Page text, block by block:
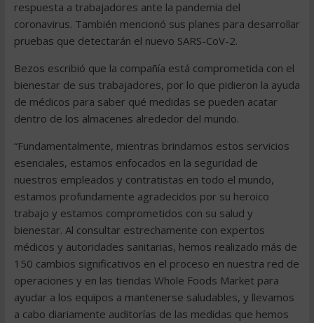
respuesta a trabajadores ante la pandemia del
coronavirus. También mencionó sus planes para desarrollar
pruebas que detectarán el nuevo SARS-CoV-2.
Bezos escribió que la compañía está comprometida con el
bienestar de sus trabajadores, por lo que pidieron la ayuda
de médicos para saber qué medidas se pueden acatar
dentro de los almacenes alrededor del mundo.
“Fundamentalmente, mientras brindamos estos servicios
esenciales, estamos enfocados en la seguridad de
nuestros empleados y contratistas en todo el mundo,
estamos profundamente agradecidos por su heroico
trabajo y estamos comprometidos con su salud y
bienestar. Al consultar estrechamente con expertos
médicos y autoridades sanitarias, hemos realizado más de
150 cambios significativos en el proceso en nuestra red de
operaciones y en las tiendas Whole Foods Market para
ayudar a los equipos a mantenerse saludables, y llevamos
a cabo diariamente auditorías de las medidas que hemos